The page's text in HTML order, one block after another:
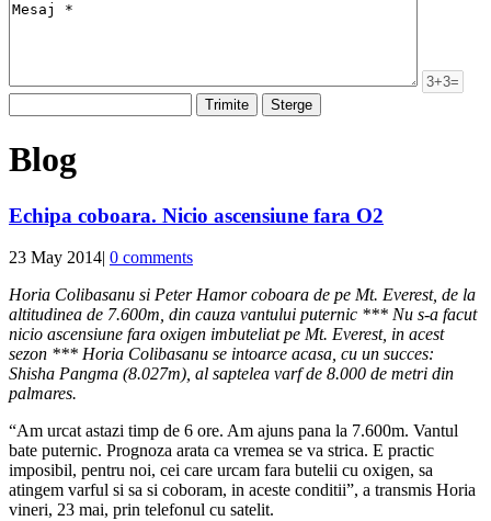
Blog
Echipa coboara. Nicio ascensiune fara O2
23 May 2014| 0 comments
Horia Colibasanu si Peter Hamor coboara de pe Mt. Everest, de la
altitudinea de 7.600m, din cauza vantului puternic *** Nu s-a facut
nicio ascensiune fara oxigen imbuteliat pe Mt. Everest, in acest
sezon *** Horia Colibasanu se intoarce acasa, cu un succes:
Shisha Pangma (8.027m), al saptelea varf de 8.000 de metri din
palmares.
“Am urcat astazi timp de 6 ore. Am ajuns pana la 7.600m. Vantul
bate puternic. Prognoza arata ca vremea se va strica. E practic
imposibil, pentru noi, cei care urcam fara butelii cu oxigen, sa
atingem varful si sa si coboram, in aceste conditii”, a transmis Horia
vineri, 23 mai, prin telefonul cu satelit.